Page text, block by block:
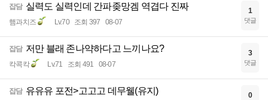
잡담 실력도 실력인데 간파좆망겜 역겹다 진짜
햄과치즈 Lv.70 조회 397 08-07
1
댓글
잡담 저만 블래 존나약하다고 느끼나요?
칵콕칵 Lv.71 조회 491 08-07
3
댓글
잡담 유유유 포전>고고고 데무웰(유지) 0